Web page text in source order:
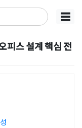
폼
☰
피스 설계 핵심 전